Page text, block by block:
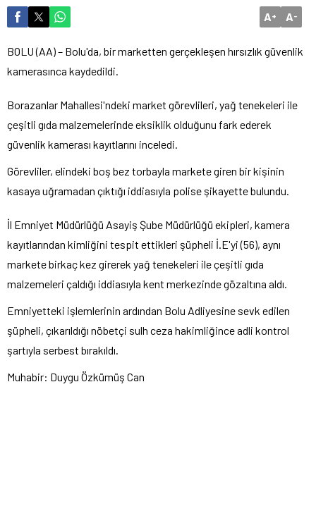
A+ A-
BOLU (AA) – Bolu'da, bir marketten gerçekleşen hırsızlık güvenlik
kamerasınca kaydedildi.
Borazanlar Mahallesi'ndeki market görevlileri, yağ tenekeleri ile
çeşitli gıda malzemelerinde eksiklik olduğunu fark ederek
güvenlik kamerası kayıtlarını inceledi.
Görevliler, elindeki boş bez torbayla markete giren bir kişinin
kasaya uğramadan çıktığı iddiasıyla polise şikayette bulundu.
İl Emniyet Müdürlüğü Asayiş Şube Müdürlüğü ekipleri, kamera
kayıtlarından kimliğini tespit ettikleri şüpheli İ.E'yi (56), aynı
markete birkaç kez girerek yağ tenekeleri ile çeşitli gıda
malzemeleri çaldığı iddiasıyla kent merkezinde gözaltına aldı.
Emniyetteki işlemlerinin ardından Bolu Adliyesine sevk edilen
şüpheli, çıkarıldığı nöbetçi sulh ceza hakimliğince adli kontrol
şartıyla serbest bırakıldı.
Muhabir: Duygu Özkümüş Can